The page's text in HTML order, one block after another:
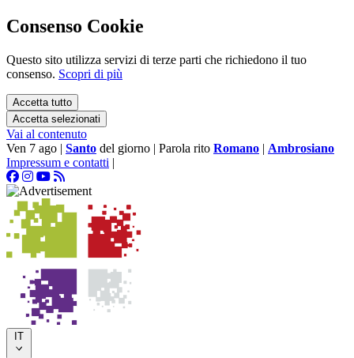
Consenso Cookie
Questo sito utilizza servizi di terze parti che richiedono il tuo
consenso. Scopri di più
Accetta tutto
Accetta selezionati
Vai al contenuto
Ven 7 ago | Santo del giorno | Parola rito Romano | Ambrosiano
Impressum e contatti |
IT